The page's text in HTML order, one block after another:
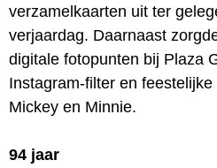
verzamelkaarten uit ter
verjaardag. Daarnaast
digitale fotopunten bij Plaza
Instagram-filter en
Mickey en Minnie.
94 jaar